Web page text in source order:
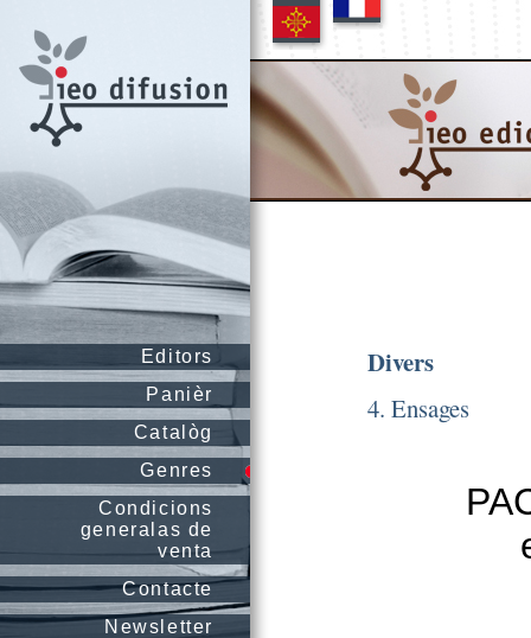
Editors
Panièr
Catalòg
Genres
Condicions
generalas de
venta
Contacte
Newsletter
Divers
4. Ensages